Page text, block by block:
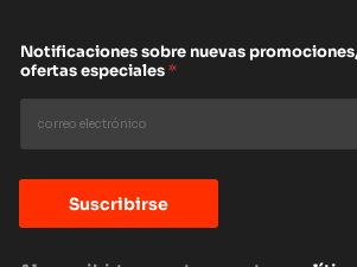
Notificaciones sobre nuevas
ofertas especiales*
Suscribirse